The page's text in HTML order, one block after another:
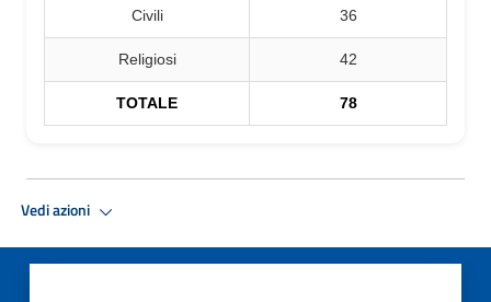
Civili 36
Religiosi 42
TOTALE 78
Vedi azioni